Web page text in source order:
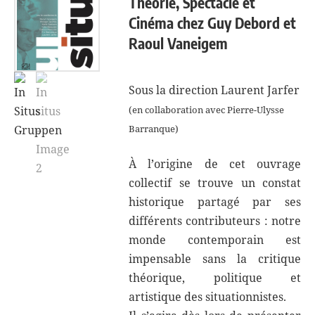
Cinéma chez Guy Debord et
Raoul Vaneigem
Sous la direction Laurent Jarfer
(en collaboration avec Pierre-Ulysse
Barranque)
À l’origine de cet ouvrage
collectif se trouve un constat
historique partagé par ses
différents contributeurs : notre
monde contemporain est
impensable sans la critique
théorique, politique et
artistique des situationnistes.